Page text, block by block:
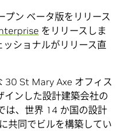
ン ベータ版をリリース
をリリースしま
ショナルがリリース直
30 St Mary Axe オフィス
インした設計建築会社の
は、世界 14 か国の設計
共同でビルを構築してい